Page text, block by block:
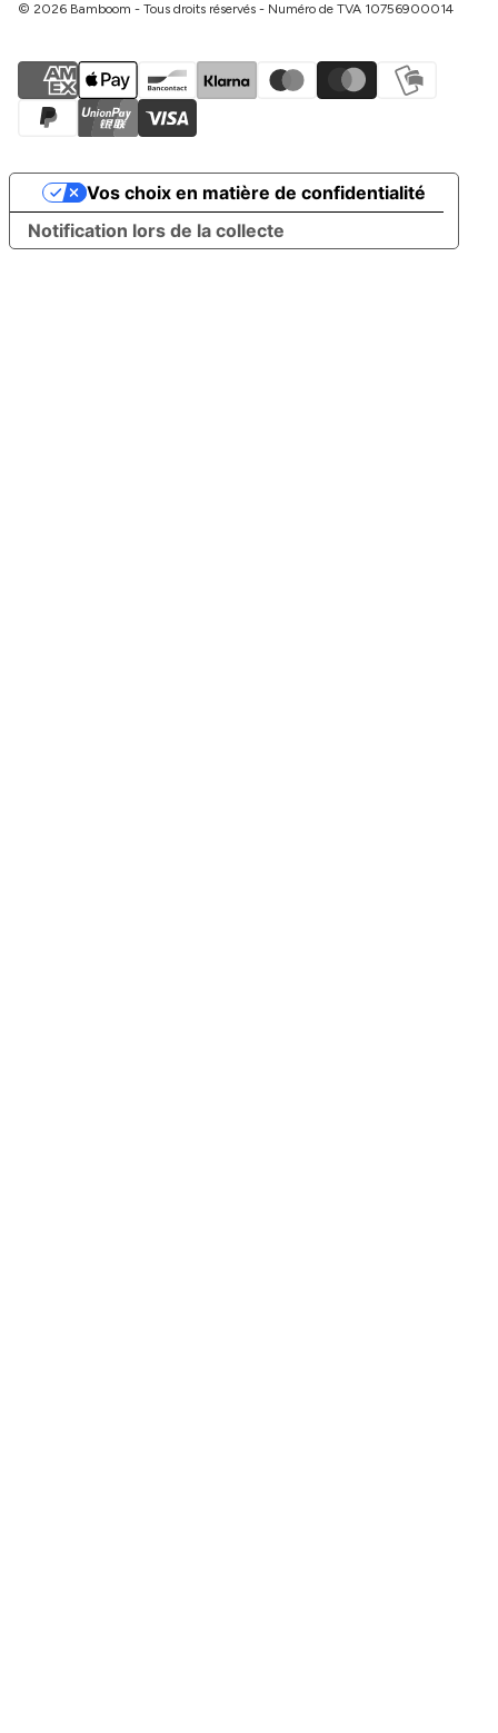
© 2026 Bamboom - Tous droits réservés - Numéro de TVA 10756900014
Notification lors de la collecte
Vos choix en matière de confidentialité